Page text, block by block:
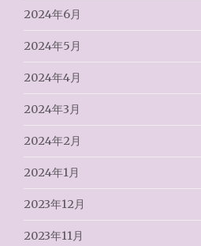
2024年6月
2024年5月
2024年4月
2024年3月
2024年2月
2024年1月
2023年12月
2023年11月